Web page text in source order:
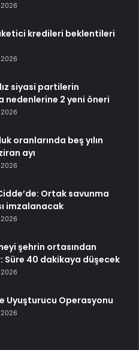
kredileri beklentileri
siyasi partilerin
nedenlerine 2 yeni öneri
oranlarında beş yılın
ayı
Ortak savunma
imzalanacak
şehrin ortasından
Süre 40 dakikaya düşecek
Uyuşturucu Operasyonu